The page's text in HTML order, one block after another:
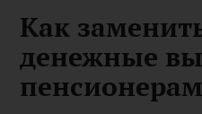
Как
денежные